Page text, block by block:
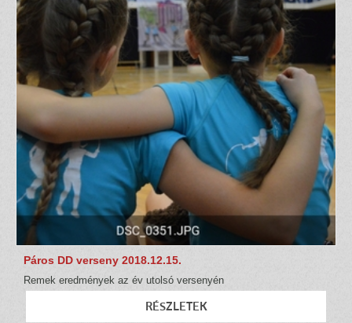
Páros DD verseny 2018.12.15.
Remek eredmények az év utolsó versenyén
RÉSZLETEK